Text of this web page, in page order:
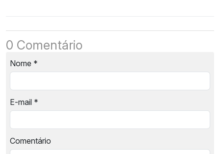
0 Comentário
Nome *
E-mail *
Comentário